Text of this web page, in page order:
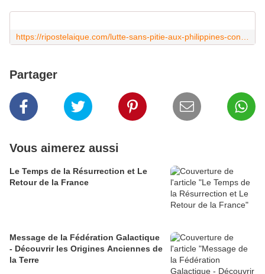
Partager
Vous aimerez aussi
Le Temps de la Résurrection et Le
Retour de la France
Message de la Fédération Galactique
- Découvrir les Origines Anciennes de
la Terre